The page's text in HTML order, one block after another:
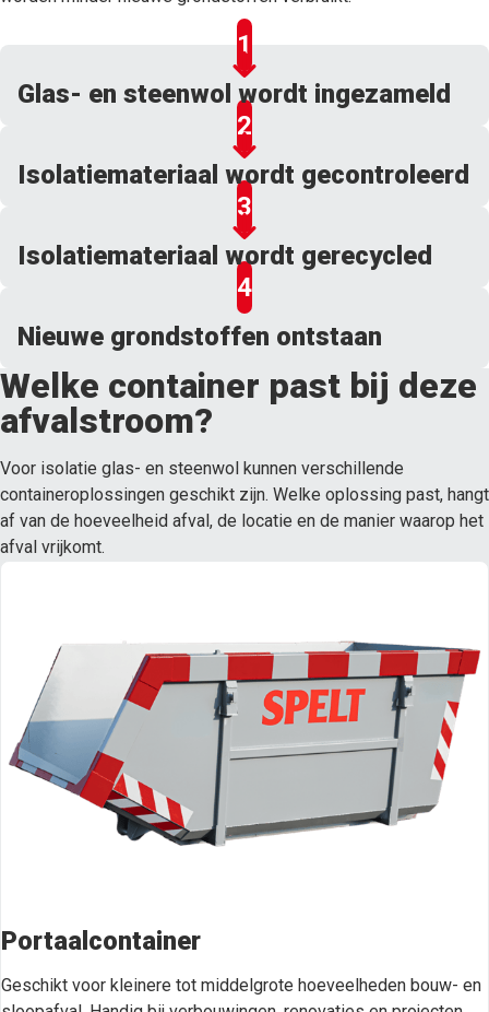
Glas- en steenwol wordt ingezameld
Isolatiemateriaal wordt gecontroleerd
Isolatiemateriaal wordt gerecycled
Nieuwe grondstoffen ontstaan
Welke container past bij deze
afvalstroom?
Voor isolatie glas- en steenwol kunnen verschillende
containeroplossingen geschikt zijn. Welke oplossing past, hangt
af van de hoeveelheid afval, de locatie en de manier waarop het
afval vrijkomt.
Portaalcontainer
Geschikt voor kleinere tot middelgrote hoeveelheden bouw- en